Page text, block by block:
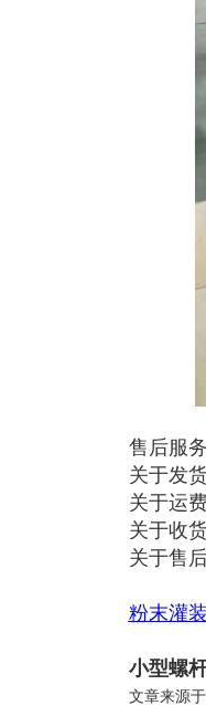
售后服
关于发
关于运
关于收
关于售
粉末灌
小型螺
文章来源